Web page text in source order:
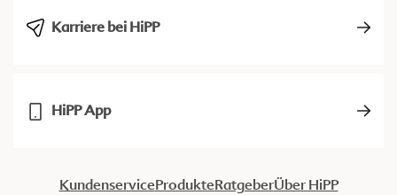
Karriere bei HiPP
HiPP App
KundenserviceProdukteRatgeberÜber HiPP